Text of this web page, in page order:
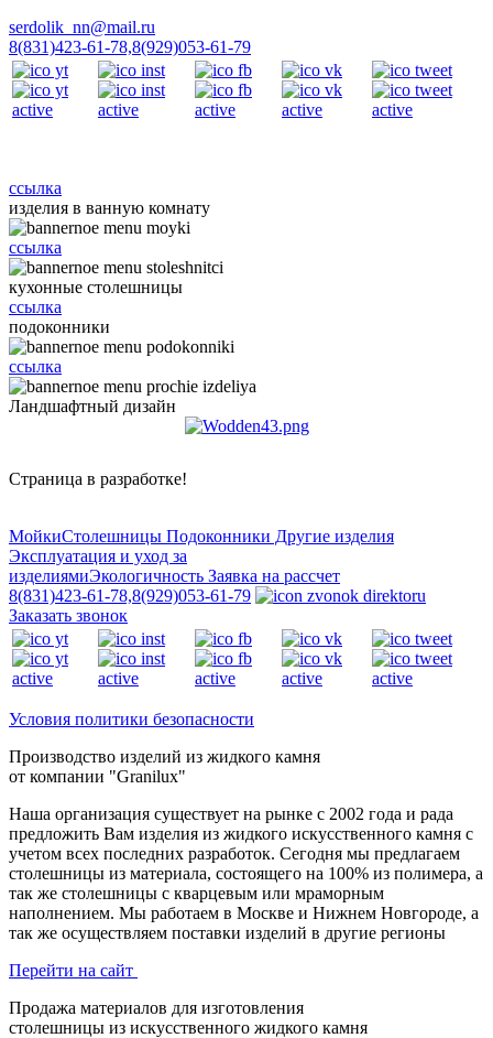
serdolik_nn@mail.ru
8(831)423-61-78,8(929)053-61-79
ссылка
изделия в ванную комнату
ссылка
кухонные столешницы
ссылка
подоконники
ссылка
Ландшафтный дизайн
Страница в разработке!
МойкиСтолешницы Подоконники Другие изделия
Эксплуатация и уход за
изделиямиЭкологичность Заявка на рассчет
8(831)423-61-78,8(929)053-61-79
Заказать звонок
Условия политики безопасности
Производство изделий из жидкого камня
от компании "Granilux"
Наша организация существует на рынке с 2002 года и рада
предложить Вам изделия из жидкого искусственного камня с
учетом всех последних разработок. Сегодня мы предлагаем
столешницы из материала, состоящего на 100% из полимера, а
так же столешницы с кварцевым или мраморным
наполнением. Мы работаем в Москве и Нижнем Новгороде, а
так же осуществляем поставки изделий в другие регионы
Перейти на сайт
Продажа материалов для изготовления
столешницы из искусственного жидкого камня